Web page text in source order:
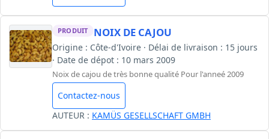
PRODUIT NOIX DE CAJOU
Origine : Côte-d'Ivoire · Délai de livraison : 15 jours
· Date de dépot : 10 mars 2009
Noix de cajou de très bonne qualité Pour l'anneé 2009
Contactez-nous
AUTEUR : KAMÜS GESELLSCHAFT GMBH